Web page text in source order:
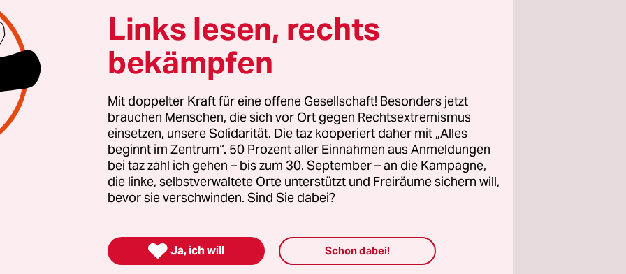
hatten sich erst am vergangenen Dienstag darauf geeinigt,
zur Bekämpfung der Coronapandemie wegen weiter
bis zum 31. Januar zu verlängern.
zu viele Menschen suchten noch Schlupflöcher bei den
Coronabeschränkungen oder diskutierten
Viele stellten sich auch als Opfer der Pandemie
Opfer seien aber die fast 40.000 Toten in
mit dem Virus. „Es ist jedes Mal ein kleiner Stich ins
jedes Leben werde gekämpft, versprach Söder. „Jeder Tag ist
Links lesen, rechts
bekämpfen
Mit doppelter Kraft für eine offene Gesellschaft! Besonders jetzt
brauchen Menschen, die sich vor Ort gegen Rechtsextremismus
einsetzen, unsere Solidarität. Die taz kooperiert daher mit „Alles
beginnt im Zentrum“. 50 Prozent aller Einnahmen aus Anmeldungen
bei taz zahl ich gehen – bis zum 30. September – an die Kampagne,
die linke, selbstverwaltete Orte unterstützt und Freiräume sichern will,
bevor sie verschwinden. Sind Sie dabei?
 Ja, ich will Schon dabei!